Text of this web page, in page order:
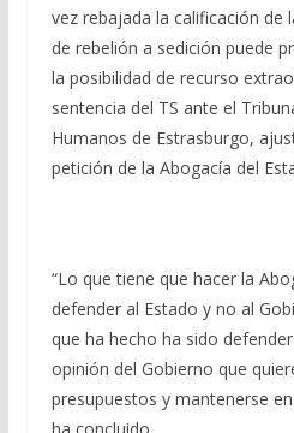
vez rebajada la calificación de
de rebelión a sedición puede
la posibilidad de recurso
sentencia del TS ante el
Humanos de Estrasburgo,
petición de la Abogacía del
“Lo que tiene que hacer la
defender al Estado y no al
que ha hecho ha sido
opinión del Gobierno que
presupuestos y mantenerse